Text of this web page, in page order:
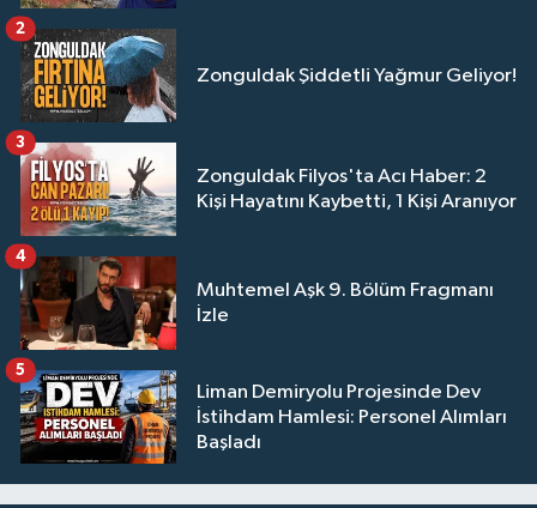
Zonguldak Şiddetli Yağmur Geliyor!
2
Zonguldak Filyos'ta Acı Haber: 2
Kişi Hayatını Kaybetti, 1 Kişi Aranıyor
3
Muhtemel Aşk 9. Bölüm Fragmanı
İzle
4
Liman Demiryolu Projesinde Dev
İstihdam Hamlesi: Personel Alımları
Başladı
5